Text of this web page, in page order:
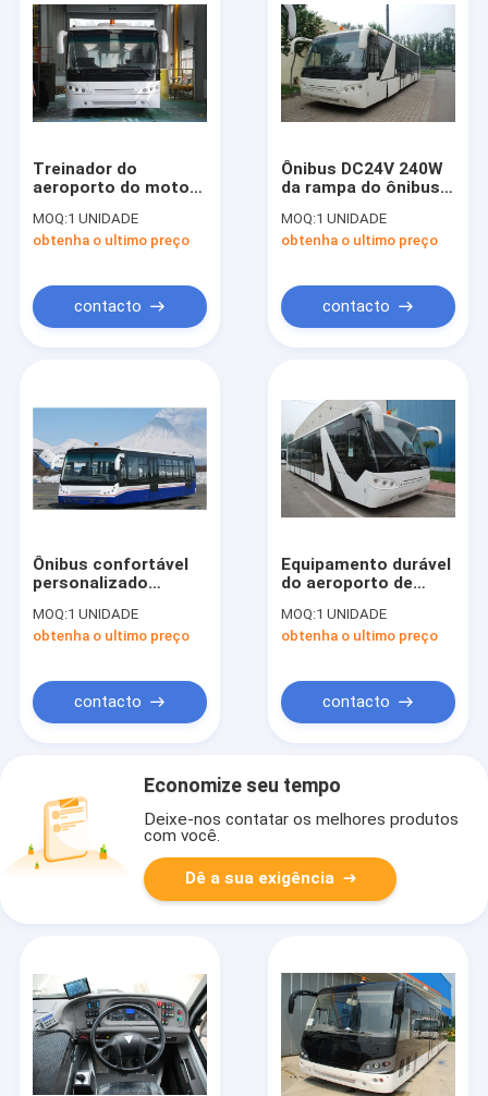
Treinador do
aeroporto do motor
ônibus de transfer
do aeroporto de 102
MOQ:1 UNIDADE
obtenha o ultimo preço
contacto
Ônibus DC24V 240W
da rampa do ônibus
aeroporto do corpo
da liga do carbono da
MOQ:1 UNIDADE
obtenha o ultimo preço
contacto
Ônibus confortável
personalizado
passageiro do
aeroporto de 13 Seat
MOQ:1 UNIDADE
obtenha o ultimo preço
contacto
Equipamento durável
do aeroporto de
passageiro do
aeroporto com
MOQ:1 UNIDADE
obtenha o ultimo preço
contacto
Economize seu tempo
Deixe-nos contatar os melhores produtos
com você.
Dê a sua exigência